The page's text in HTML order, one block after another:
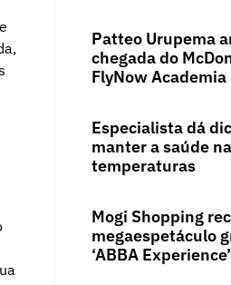
Patteo Urupema
chegada do
FlyNow Academia
Especialista dá
manter a saúde
temperaturas
Mogi Shopping
megaespetáculo
‘ABBA Experience’